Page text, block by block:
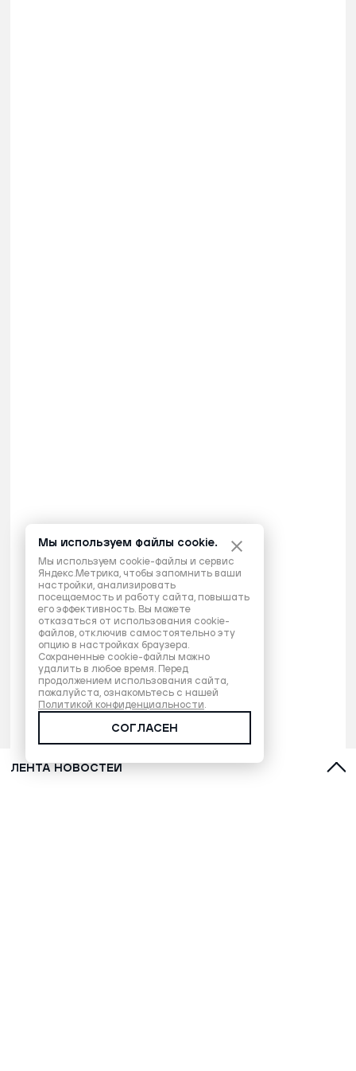
ЛЕНТА НОВОСТЕЙ
Мы используем файлы cookie.
Мы используем cookie-файлы и сервис
Яндекс.Метрика, чтобы запомнить ваши
настройки, анализировать
посещаемость и работу сайта, повышать
его эффективность. Вы можете
отказаться от использования cookie-
файлов, отключив самостоятельно эту
опцию в настройках браузера.
Сохраненные cookie-файлы можно
удалить в любое время. Перед
продолжением использования сайта,
пожалуйста, ознакомьтесь с нашей
Политикой конфиденциальности.
СОГЛАСЕН